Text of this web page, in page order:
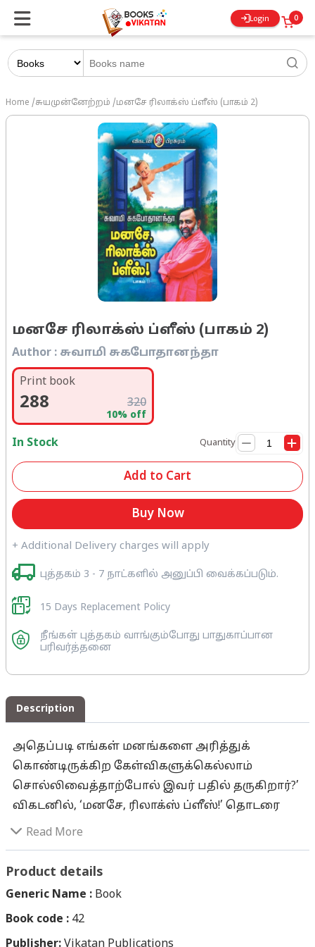
Login 0
Home /சுயமுன்னேற்றம் /மனசே ரிலாக்ஸ் ப்ளீஸ் (பாகம் 2)
மனசே ரிலாக்ஸ் ப்ளீஸ் (பாகம் 2)
Author : சுவாமி சுகபோதானந்தா
Print book
288 320
10% off
In Stock Quantity
Add to Cart
Buy Now
+ Additional Delivery charges will apply
புத்தகம் 3 - 7 நாட்களில் அனுப்பி வைக்கப்படும்.
15 Days Replacement Policy
நீங்கள் புத்தகம் வாங்கும்போது பாதுகாப்பான
பரிவர்த்தனை
Description
அதெப்படி எங்கள் மனங்களை அரித்துக்
கொண்டிருக்கிற கேள்விகளுக்கெல்லாம்
சொல்லிவைத்தாற்போல் இவர் பதில் தருகிறார்?’
விகடனில், ‘மனசே, ரிலாக்ஸ் ப்ளீஸ்!’ தொடரை
சுவாமி சுகபோதானந்தா துவங்கியதிலிருந்தே
எங்களுக்குக் கடிதங்கள் வந்துகொண்டே
இடத்திலிருந்தே வாசகர்களின் மனங்களைப்
படித்துவிட்டு, உங்களால் அத்தியாயங்களை
Read More
Product details
Generic Name : Book
Book code : 42
Publisher: Vikatan Publications